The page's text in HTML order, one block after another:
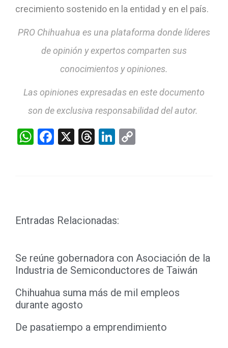
crecimiento sostenido en la entidad y en el país.
PRO Chihuahua es una plataforma donde líderes
de opinión y expertos comparten sus
conocimientos y opiniones.
Las opiniones expresadas en este documento
son de exclusiva responsabilidad del autor.
WhatsApp
Facebook
X Threads
LinkedIn
Entradas Relacionadas:
Se reúne gobernadora con Asociación de la
Industria de Semiconductores de Taiwán
Chihuahua suma más de mil empleos
durante agosto
De pasatiempo a emprendimiento